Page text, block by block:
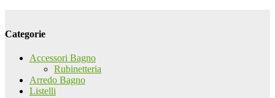
Categorie
Accessori Bagno
Rubinetteria
Arredo Bagno
Listelli